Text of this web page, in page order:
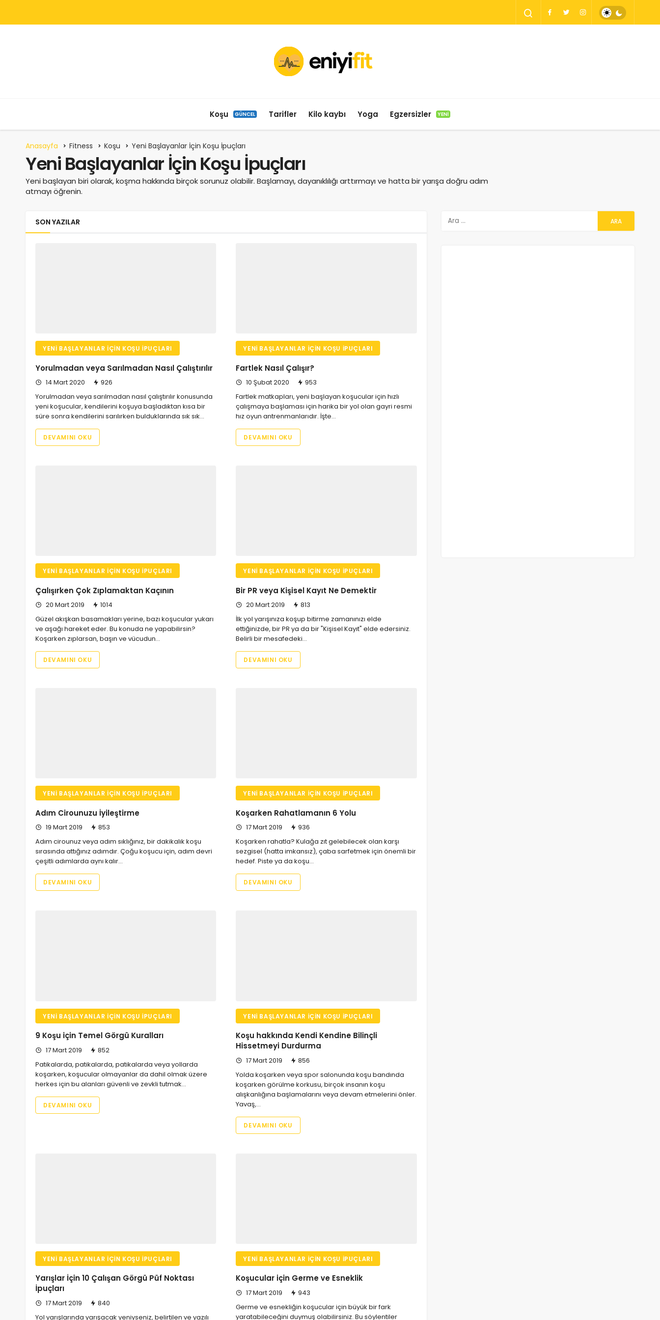
Koşu GÜNCEL Tarifler Kilo kaybı Yoga Egzersizler YENİ
Anasayfa Fitness Koşu Yeni Başlayanlar İçin Koşu İpuçları
Yeni Başlayanlar İçin Koşu İpuçları
Yeni başlayan biri olarak, koşma hakkında birçok sorunuz olabilir. Başlamayı, dayanıklılığı arttırmayı ve hatta bir yarışa doğru adım
atmayı öğrenin.
SON YAZILAR
YENI BAŞLAYANLAR İÇIN KOŞU İPUÇLARI
Yorulmadan veya Sarılmadan Nasıl Çalıştırılır
14 Mart 2020
926
Yorulmadan veya sarılmadan nasıl çalıştırılır konusunda
yeni koşucular, kendilerini koşuya başladıktan kısa bir
süre sonra kendilerini sarılırken bulduklarında sık sık…
DEVAMINI OKU
YENI BAŞLAYANLAR İÇIN KOŞU İPUÇLARI
Fartlek Nasıl Çalışır?
10 Şubat 2020
953
Fartlek matkapları, yeni başlayan koşucular için hızlı
çalışmaya başlaması için harika bir yol olan gayri resmi
hız oyun antrenmanlarıdır. İşte…
DEVAMINI OKU
YENI BAŞLAYANLAR İÇIN KOŞU İPUÇLARI
Çalışırken Çok Zıplamaktan Kaçının
20 Mart 2019
1014
Güzel akışkan basamakları yerine, bazı koşucular yukarı
ve aşağı hareket eder. Bu konuda ne yapabilirsin?
Koşarken zıplarsan, başın ve vücudun…
DEVAMINI OKU
YENI BAŞLAYANLAR İÇIN KOŞU İPUÇLARI
Bir PR veya Kişisel Kayıt Ne Demektir
20 Mart 2019
813
İlk yol yarışınıza koşup bitirme zamanınızı elde
ettiğinizde, bir PR ya da bir "Kişisel Kayıt" elde edersiniz.
Belirli bir mesafedeki…
DEVAMINI OKU
YENI BAŞLAYANLAR İÇIN KOŞU İPUÇLARI
Adım Cirounuzu İyileştirme
19 Mart 2019
853
Adım cirounuz veya adım sıklığınız, bir dakikalık koşu
sırasında attığınız adımdır. Çoğu koşucu için, adım devri
çeşitli adımlarda aynı kalır…
DEVAMINI OKU
YENI BAŞLAYANLAR İÇIN KOŞU İPUÇLARI
Koşarken Rahatlamanın 6 Yolu
17 Mart 2019
936
Koşarken rahatla? Kulağa zıt gelebilecek olan karşı
sezgisel (hatta imkansız), çaba sarfetmek için önemli bir
hedef. Piste ya da koşu…
DEVAMINI OKU
YENI BAŞLAYANLAR İÇIN KOŞU İPUÇLARI
9 Koşu için Temel Görgü Kuralları
17 Mart 2019
852
Patikalarda, patikalarda, patikalarda veya yollarda
koşarken, koşucular olmayanlar da dahil olmak üzere
herkes için bu alanları güvenli ve zevkli tutmak…
DEVAMINI OKU
YENI BAŞLAYANLAR İÇIN KOŞU İPUÇLARI
Koşu hakkında Kendi Kendine Bilinçli
Hissetmeyi Durdurma
17 Mart 2019
856
Yolda koşarken veya spor salonunda koşu bandında
koşarken görülme korkusu, birçok insanın koşu
alışkanlığına başlamalarını veya devam etmelerini önler.
Yavaş,…
DEVAMINI OKU
YENI BAŞLAYANLAR İÇIN KOŞU İPUÇLARI
Yarışlar İçin 10 Çalışan Görgü Püf Noktası
İpuçları
17 Mart 2019
840
Yol yarışlarında yarışacak yeniyseniz, belirtilen ve yazılı
YENI BAŞLAYANLAR İÇIN KOŞU İPUÇLARI
Koşucular için Germe ve Esneklik
17 Mart 2019
943
Germe ve esnekliğin koşucular için büyük bir fark
yaratabileceğini duymuş olabilirsiniz. Bu söylentiler